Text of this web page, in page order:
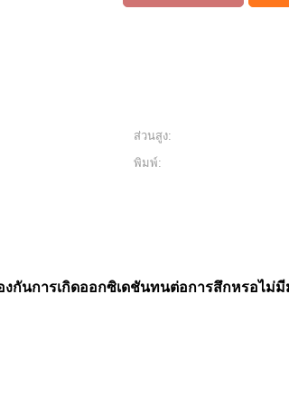
ส่วนสูง:
พิมพ์:
งกันการเกิดออกซิเดชันทนต่อการสึกหรอไม่